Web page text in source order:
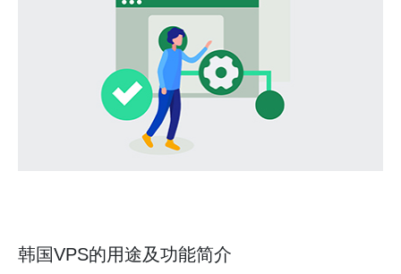
韩国VPS的用途及功能简介